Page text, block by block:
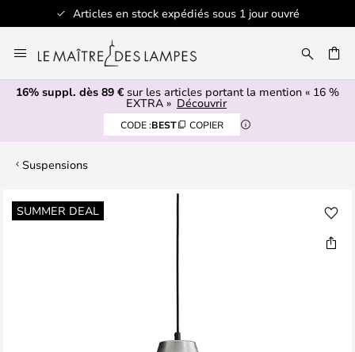
Articles en stock expédiés sous 1 jour ouvré
au
contenu
16% suppl. dès 89 € sur les articles portant la mention « 16 %
EXTRA » Découvrir
CODE :BEST COPIER
Suspensions
SUMMER DEAL
Skip
to